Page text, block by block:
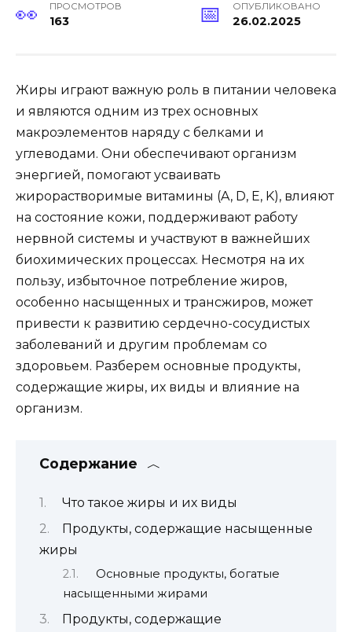
ПРОСМОТРОВ
163
ОПУБЛИКОВАНО
26.02.2025
Жиры играют важную роль в питании человека
и являются одним из трех основных
макроэлементов наряду с белками и
углеводами. Они обеспечивают организм
энергией, помогают усваивать
жирорастворимые витамины (A, D, E, K), влияют
на состояние кожи, поддерживают работу
нервной системы и участвуют в важнейших
биохимических процессах. Несмотря на их
пользу, избыточное потребление жиров,
особенно насыщенных и трансжиров, может
привести к развитию сердечно-сосудистых
заболеваний и другим проблемам со
здоровьем. Разберем основные продукты,
содержащие жиры, их виды и влияние на
организм.
Содержание
Что такое жиры и их виды
Продукты, содержащие насыщенные
жиры
Основные продукты, богатые
насыщенными жирами
Продукты, содержащие